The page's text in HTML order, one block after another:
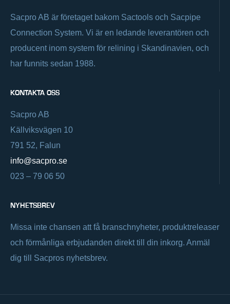
Sacpro AB är företaget bakom Sactools och Sacpipe
Connection System. Vi är en ledande leverantören och
producent inom system för relining i Skandinavien, och
har funnits sedan 1988.
KONTAKTA OSS
Sacpro AB
Källviksvägen 10
791 52, Falun
info@sacpro.se
023 – 79 06 50
NYHETSBREV
Missa inte chansen att få branschnyheter, produktreleaser
och förmånliga erbjudanden direkt till din inkorg. Anmäl
dig till Sacpros nyhetsbrev.